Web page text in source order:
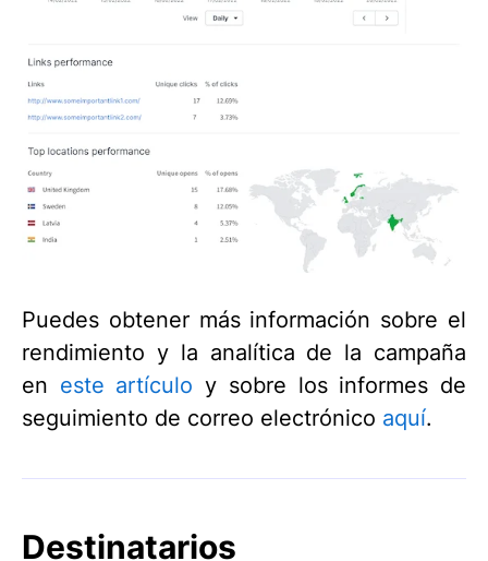
Puedes obtener más información sobre el
rendimiento y la analítica de la campaña
en este artículo y sobre los informes de
seguimiento de correo electrónico aquí.
Destinatarios